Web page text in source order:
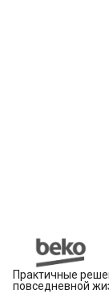
Практичные
повседневной